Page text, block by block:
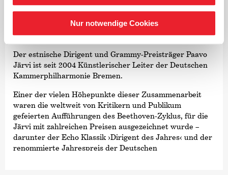
Nur notwendige Cookies
Paavo Järvi
Der estnische Dirigent und Grammy-Preisträger Paavo
Järvi ist seit 2004 Künstlerischer Leiter der Deutschen
Kammer­philharmonie Bremen.
Einer der vielen Höhepunkte dieser Zusammenarbeit
waren die weltweit von Kritikern und Publikum
gefeierten Aufführungen des Beethoven-Zyklus, für die
Järvi mit zahlreichen Preisen ausgezeichnet wurde –
darunter der Echo Klassik ›Dirigent des Jahres‹ und der
renommierte Jahrespreis der Deutschen